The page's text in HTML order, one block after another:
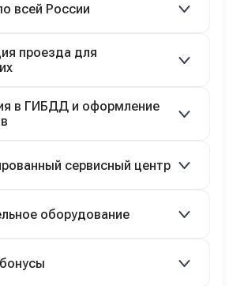
всей России
проезда для
в ГИБДД и оформление
сервисный центр
оборудование